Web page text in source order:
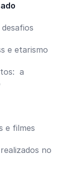
e etarismo
a
e filmes
no